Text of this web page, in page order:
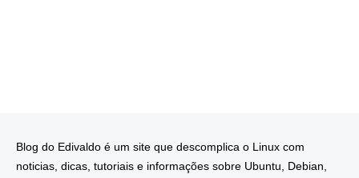
Blog do Edivaldo é um site que descomplica o Linux com
noticias, dicas, tutoriais e informações sobre Ubuntu, Debian,